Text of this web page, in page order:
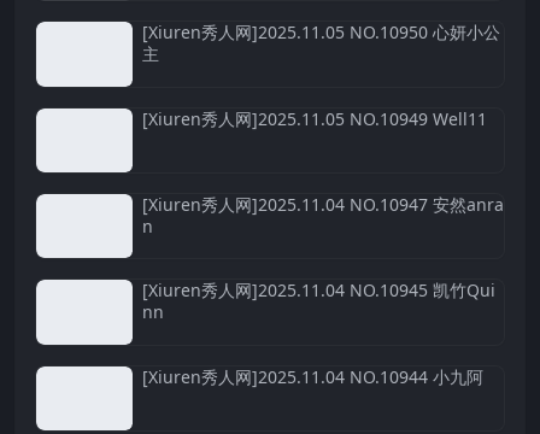
[Xiuren秀人网]2025.11.05 NO.10950 心妍小公
主
[Xiuren秀人网]2025.11.05 NO.10949 Well11
[Xiuren秀人网]2025.11.04 NO.10947 安然anra
n
[Xiuren秀人网]2025.11.04 NO.10945 凯竹Qui
nn
[Xiuren秀人网]2025.11.04 NO.10944 小九阿